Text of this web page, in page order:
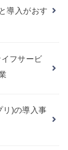
導入がおす
フサービ
リ)の導入事